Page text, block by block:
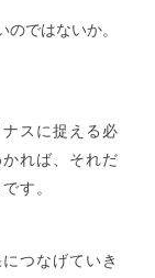
ではないか。
スに捉える必
れば、それだ
す。
つなげていき